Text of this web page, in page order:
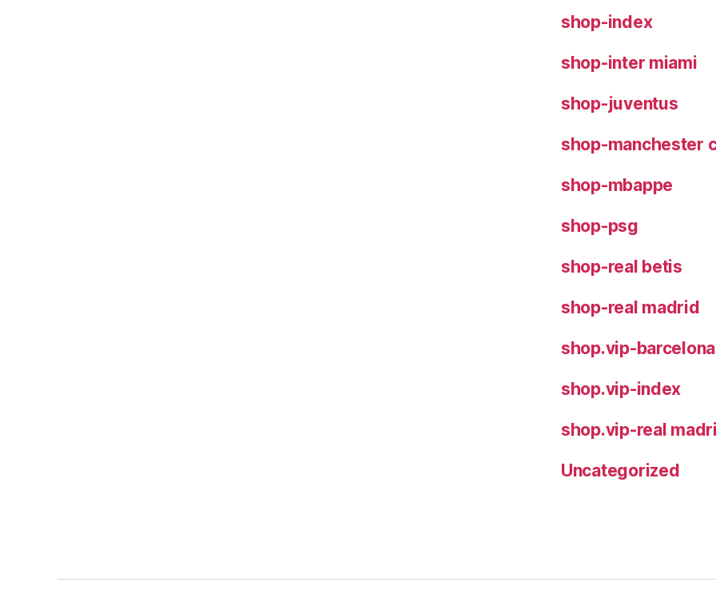
shop-index
shop-inter miami
shop-juventus
shop-manchester
shop-mbappe
shop-psg
shop-real betis
shop-real madrid
shop.vip-barcelona
shop.vip-index
shop.vip-real
Uncategorized